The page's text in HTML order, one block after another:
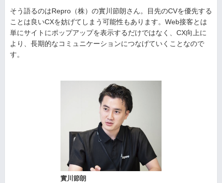
そう語るのはRepro（株）の實川節朗さん。目先のCVを優先する
ことは良いCXを妨げてしまう可能性もあります。Web接客とは
単にサイトにポップアップを表示するだけではなく、CX向上に
より、長期的なコミュニケーションにつなげていくことなので
す。
實川節朗